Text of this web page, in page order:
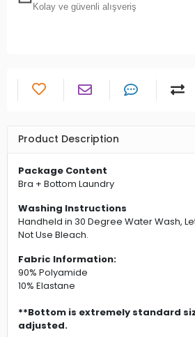
Kolay ve güvenli alışveriş
Product Description
Package Content
Bra + Bottom Laundry
Washing Instructions
Handheld in 30 Degree Water Wash,
Not Use Bleach.
Fabric Information:
90% Polyamide
10% Elastane
**Bottom is extremely standard
adjusted.